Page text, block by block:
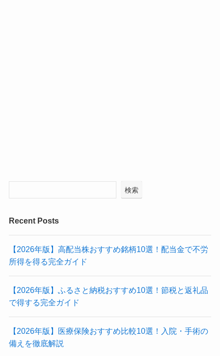
検索
Recent Posts
【2026年版】高配当株おすすめ銘柄10選！配当金で不労
所得を得る完全ガイド
【2026年版】ふるさと納税おすすめ10選！節税と返礼品
で得する完全ガイド
【2026年版】医療保険おすすめ比較10選！入院・手術の
備えを徹底解説